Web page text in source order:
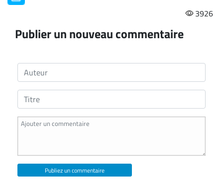
3926
Publier un nouveau commentaire
Publiez un commentaire